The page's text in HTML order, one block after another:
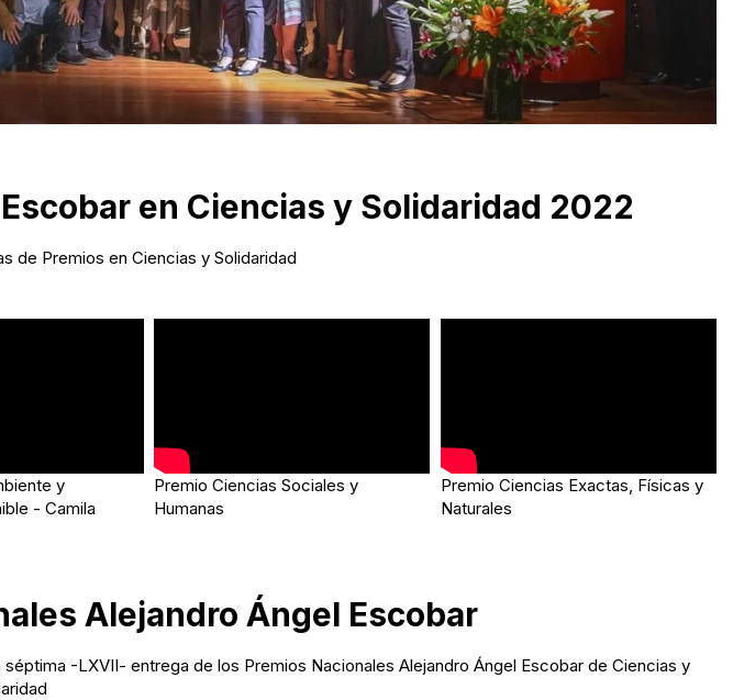
en Ciencias y Solidaridad 2022
de Premios en Ciencias y Solidaridad
y
- Camila
Premio Ciencias Sociales y
Humanas
Premio Ciencias Exactas, Físicas y
Naturales
Alejandro Ángel Escobar
-LXVII- entrega de los Premios Nacionales Alejandro Ángel Escobar de Ciencias y